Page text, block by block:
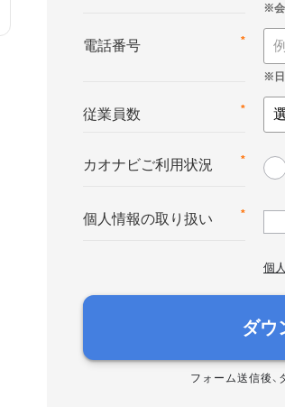
*
電話番号
*
従業員数
*
カオナビご利用状況
*
個人情報の取り扱い
個
ダウ
フォーム送信後